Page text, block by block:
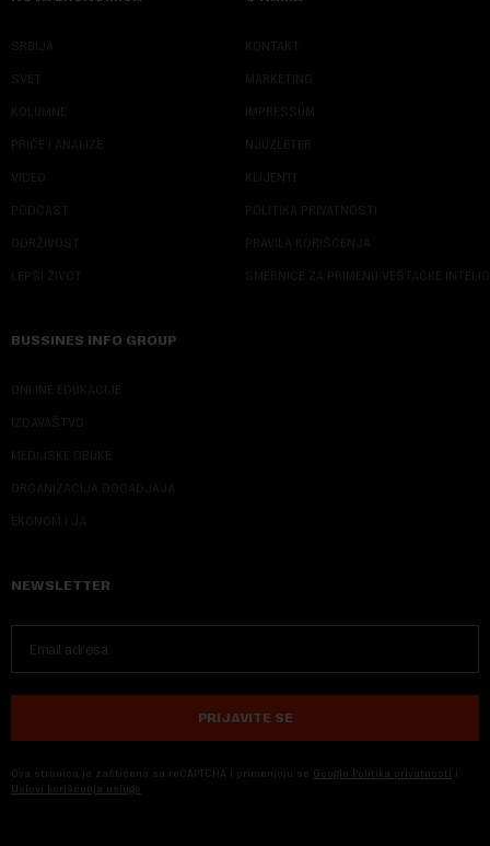
SRBIJA
SVET
KOLUMNE
PRIČE I ANALIZE
VIDEO
PODCAST
ODRŽIVOST
LEPŠI ŽIVOT
KONTAKT
MARKETING
IMPRESSUM
NJUZLETER
KLIJENTI
POLITIKA PRIVATNOSTI
PRAVILA KORIŠĆENJA
SMERNICE ZA PRIMENU VEŠTAČKE
BUSSINES INFO GROUP
ONLINE EDUKACIJE
IZDAVAŠTVO
MEDIJSKE OBUKE
ORGANIZACIJA DOGADJAJA
EKONOM I JA
NEWSLETTER
PRIJAVITE SE
Ova stranica je zaštićena sa reCAPTCHA i primenjuju se Google Politika privatnosti i
Uslovi korišćenja usluge